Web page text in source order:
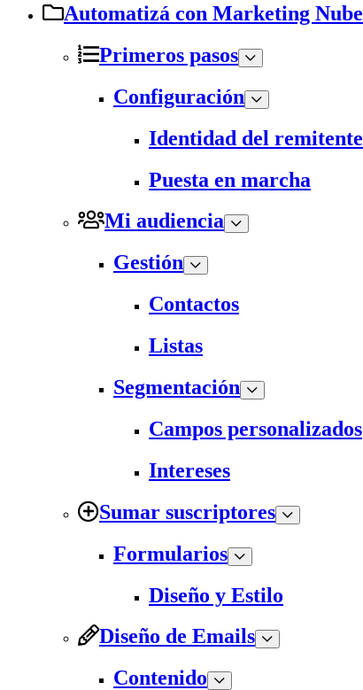
Automatizá con Marketing Nube
Primeros pasos
Configuración
Identidad del remitente
Puesta en marcha
Mi audiencia
Gestión
Contactos
Listas
Segmentación
Campos personalizados
Intereses
Sumar suscriptores
Formularios
Diseño y Estilo
Diseño de Emails
Contenido